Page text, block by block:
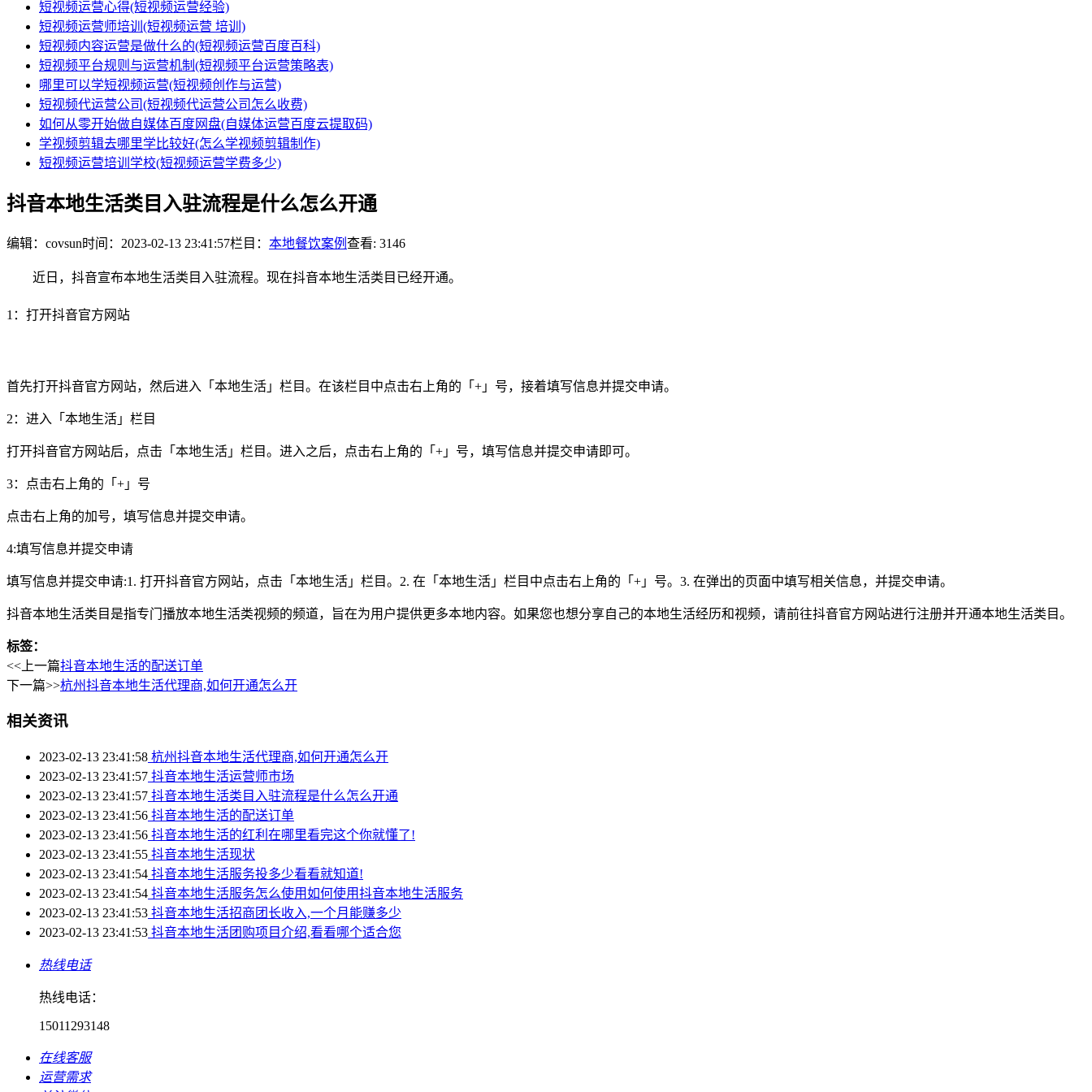
短视频运营心得(短视频运营经验)
短视频运营师培训(短视频运营 培训)
短视频内容运营是做什么的(短视频运营百度百科)
短视频平台规则与运营机制(短视频平台运营策略表)
哪里可以学短视频运营(短视频创作与运营)
短视频代运营公司(短视频代运营公司怎么收费)
如何从零开始做自媒体百度网盘(自媒体运营百度云提取码)
学视频剪辑去哪里学比较好(怎么学视频剪辑制作)
短视频运营培训学校(短视频运营学费多少)
抖音本地生活类目入驻流程是什么怎么开通
编辑：covsun时间：2023-02-13 23:41:57栏目： 本地餐饮案例 查看: 3146
近日，抖音宣布本地生活类目入驻流程。现在抖音本地生活类目已经开通。
1：打开抖音官方网站
首先打开抖音官方网站，然后进入「本地生活」栏目。在该栏目中点击右上角的「+」号，接着填写信息并提交申请。
2：进入「本地生活」栏目
打开抖音官方网站后，点击「本地生活」栏目。进入之后，点击右上角的「+」号，填写信息并提交申请即可。
3：点击右上角的「+」号
点击右上角的加号，填写信息并提交申请。
4:填写信息并提交申请
填写信息并提交申请:1. 打开抖音官方网站，点击「本地生活」栏目。2. 在「本地生活」栏目中点击右上角的「+」号。3. 在弹出的页面中填写相关信息，并提交申请。
抖音本地生活类目是指专门播放本地生活类视频的频道，旨在为用户提供更多本地内容。如果您也想分享自己的本地生活经历和视频，请前往抖音官方网站进行注册并开通本地生活类目。
标签：
<<上一篇抖音本地生活的配送订单
下一篇>>杭州抖音本地生活代理商,如何开通怎么开
相关资讯
2023-02-13 23:41:58 杭州抖音本地生活代理商,如何开通怎么开
2023-02-13 23:41:57 抖音本地生活运营师市场
2023-02-13 23:41:57 抖音本地生活类目入驻流程是什么怎么开通
2023-02-13 23:41:56 抖音本地生活的配送订单
2023-02-13 23:41:56 抖音本地生活的红利在哪里看完这个你就懂了!
2023-02-13 23:41:55 抖音本地生活现状
2023-02-13 23:41:54 抖音本地生活服务投多少看看就知道!
2023-02-13 23:41:54 抖音本地生活服务怎么使用如何使用抖音本地生活服务
2023-02-13 23:41:53 抖音本地生活招商团长收入,一个月能赚多少
2023-02-13 23:41:53 抖音本地生活团购项目介绍,看看哪个适合您
热线电话
热线电话：
15011293148
在线客服
运营需求